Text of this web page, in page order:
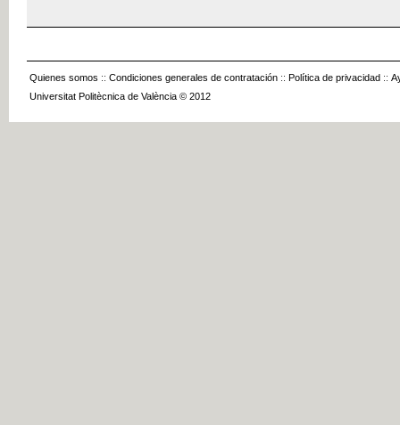
Quienes somos :: Condiciones generales de contratación :: Política de privacidad ::
Universitat Politècnica de València © 2012